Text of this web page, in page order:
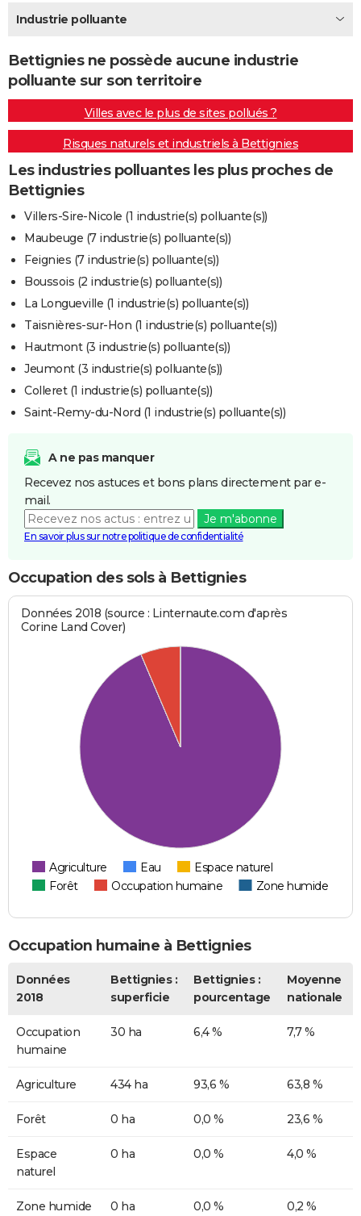
Destinations
City break
Voyage nature
Voyage de noces
Forum
Climat
+PHOTO
GUIDES D'ACHAT
BONS PLANS
CARTE DE VOEUX
Carte de Noël
Carte Bonne année
Carte Saint-Valentin
Carte Pâques
Carte d'anniversaire
DICTIONNAIRE
Dictionnaire
Biographies
Citations
Expressions
Proverbes
PROGRAMME TV
COPAINS D'AVANT
S'inscrire
Se connecter
Lycées
Collèges
Primaires
Universités
Entreprises
Service militaire
Avis de recherche
AVIS DE DÉCÈS
FORUM
Bricolage
Lifestyle
Culture
Sport
Auto
Television
Voyage
Cinema
Industrie polluante
Bettignies ne possède aucune industrie
polluante sur son territoire
Villes avec le plus de sites pollués ?
Risques naturels et industriels à Bettignies
Les industries polluantes les plus proches de
Bettignies
Villers-Sire-Nicole (1 industrie(s) polluante(s))
Maubeuge (7 industrie(s) polluante(s))
Feignies (7 industrie(s) polluante(s))
Boussois (2 industrie(s) polluante(s))
La Longueville (1 industrie(s) polluante(s))
Taisnières-sur-Hon (1 industrie(s) polluante(s))
Hautmont (3 industrie(s) polluante(s))
Jeumont (3 industrie(s) polluante(s))
Colleret (1 industrie(s) polluante(s))
Saint-Remy-du-Nord (1 industrie(s) polluante(s))
A ne pas manquer
Recevez nos astuces et bons plans directement par e-
mail.
Je m'abonne
En savoir plus sur notre politique de confidentialité
Occupation des sols à Bettignies
Données 2018 (source : Linternaute.com d'après
Corine Land Cover)
Agriculture Eau
Espace naturel
Forêt
Occupation humaine Zone humide
Occupation humaine à Bettignies
Données
2018
Bettignies :
superficie
Bettignies :
pourcentage
Moyenne
nationale
Occupation
humaine
30 ha 6,4 % 7,7 %
Agriculture 434 ha 93,6 % 63,8 %
Forêt 0 ha 0,0 % 23,6 %
Espace
naturel
0 ha 0,0 % 4,0 %
Zone humide 0 ha 0,0 % 0,2 %